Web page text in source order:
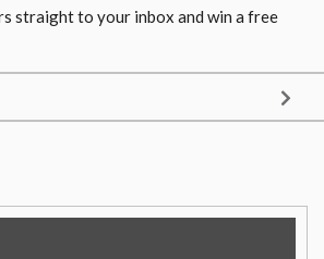
straight to your inbox and win a free